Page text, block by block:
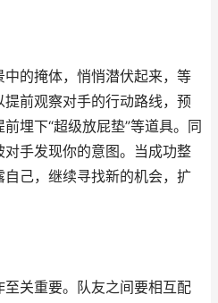
的掩体，悄悄潜伏起来，等
前观察对手的行动路线，预
埋下“超级放屁垫”等道具。同
手发现你的意图。当成功整
己，继续寻找新的机会，扩
关重要。队友之间要相互配